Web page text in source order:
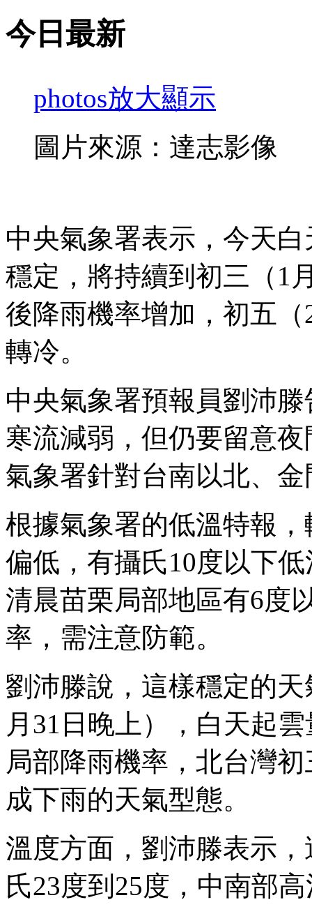
今日最新
photos放大顯示
圖片來源：達志影像
中央氣象署表示，今天
穩定，將持續到初三（1
後降雨機率增加，初五
轉冷。
中央氣象署預報員劉沛
寒流減弱，但仍要留意
氣象署針對台南以北、
根據氣象署的低溫特報
偏低，有攝氏10度以下
清晨苗栗局部地區有6度
率，需注意防範。
劉沛滕說，這樣穩定的
月31日晚上），白天起
局部降雨機率，北台灣
成下雨的天氣型態。
溫度方面，劉沛滕表示
氏23度到25度，中南部